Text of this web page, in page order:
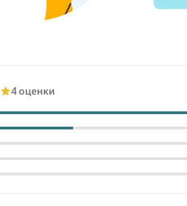
4 оценки